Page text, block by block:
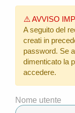
⚠️ AVVISO
A seguito del
creati in
password. Se
dimenticato la
accedere.
Nome utente